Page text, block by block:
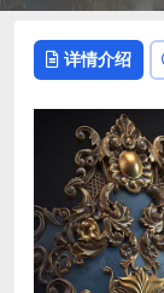
详情介绍